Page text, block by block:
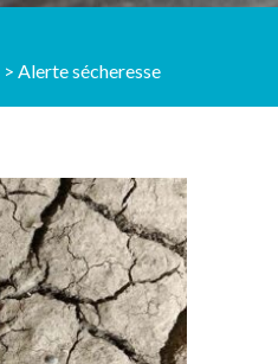
> Alerte sécheresse